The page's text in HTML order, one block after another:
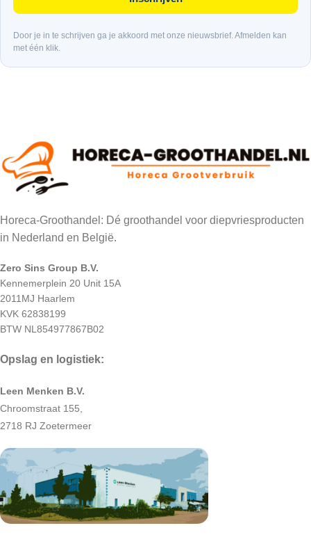
Door je in te schrijven ga je akkoord met onze nieuwsbrief. Afmelden kan
met één klik.
Horeca-Groothandel: Dé groothandel voor diepvriesproducten
in Nederland en België.
Zero Sins Group B.V.
Kennemerplein 20 Unit 15A
2011MJ Haarlem
KVK 62838199
BTW NL854977867B02
Opslag en logistiek:
Leen Menken B.V.
Chroomstraat 155,
2718 RJ Zoetermeer